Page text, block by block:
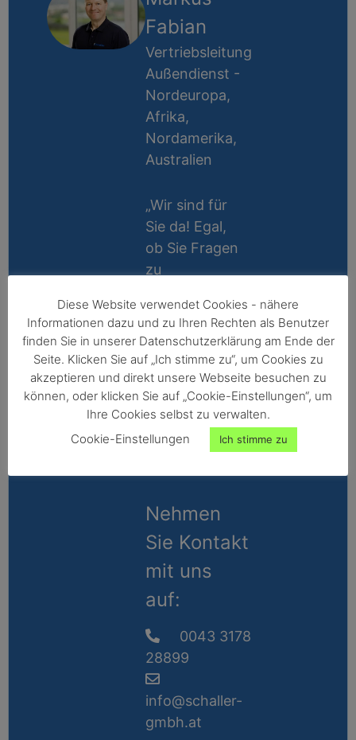
Fabian
Vertriebsleitung
Außendienst -
Nordeuropa,
Afrika,
Nordamerika,
Australien
„Wir sind für
Sie da! Egal,
ob Sie Fragen
zu
Kalibrierung,
Zubehör oder
Technik
haben, wir
helfen gerne
persönlich
weiter!“
Nehmen
Sie Kontakt
mit uns
auf:
0043 3178
28899
info@schaller-
gmbh.at
Lifetime
Support
10 Jahre
Reparatur-
Diese Website verwendet Cookies - nähere
Informationen dazu und zu Ihren Rechten als Benutzer
finden Sie in unserer Datenschutzerklärung am Ende der
Seite. Klicken Sie auf „Ich stimme zu“, um Cookies zu
akzeptieren und direkt unsere Webseite besuchen zu
können, oder klicken Sie auf „Cookie-Einstellungen“, um
Ihre Cookies selbst zu verwalten.
Cookie-Einstellungen
Ich stimme zu